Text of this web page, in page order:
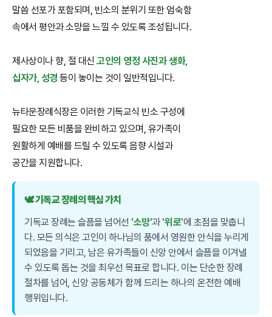
말씀 선포가 포함되며, 빈소의 분위기 또한 엄숙함
속에서 평안과 소망을 느낄 수 있도록 조성됩니다.
제사상이나 향, 절 대신고인의 영정 사진과 생화,
십자가, 성경 등이 놓이는 것이 일반적입니다.
뉴타운장례식장은 이러한 기독교식 빈소 구성에
필요한 모든 비품을 완비하고 있으며, 유가족이
원활하게 예배를 드릴 수 있도록 음향 시설과
공간을 지원합니다.
🕊️ 기독교 장례의 핵심 가치
기독교 장례는 슬픔을 넘어선 '소망'과'위로'에 초점을 맞춥니
다. 모든 의식은 고인이 하나님의 품에서 영원한 안식을 누리게
되었음을 기리고, 남은 유가족들이 신앙 안에서 슬픔을 이겨낼
수 있도록 돕는 것을 최우선 목표로 합니다. 이는 단순한 장례
절차를 넘어, 신앙 공동체가 함께 드리는 하나의 온전한 예배
행위입니다.